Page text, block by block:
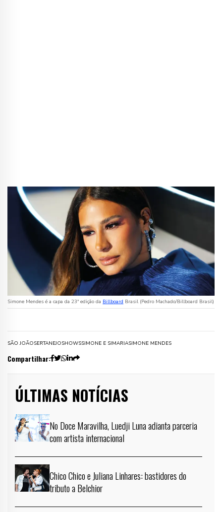
Simone Mendes é a capa da 23ª edição da Billboard Brasil (Pedro Machado/Billboard Brasil)
SÃO JOÃOSERTANEJOSHOWSSIMONE E SIMARIASIMONE MENDES
Compartilhar:
ÚLTIMAS NOTÍCIAS
No Doce Maravilha, Luedji Luna adianta parceria
com artista internacional
Chico Chico e Juliana Linhares: bastidores do
tributo a Belchior